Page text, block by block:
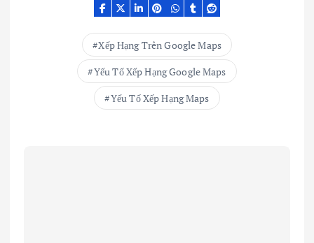
Xếp Hạng Trên Google Maps
Yếu Tố Xếp Hạng Google Maps
Yếu Tố Xếp Hạng Maps